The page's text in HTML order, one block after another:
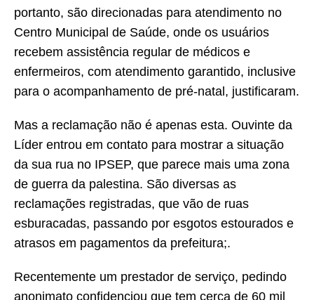
portanto, são direcionadas para atendimento no
Centro Municipal de Saúde, onde os usuários
recebem assistência regular de médicos e
enfermeiros, com atendimento garantido, inclusive
para o acompanhamento de pré-natal, justificaram.
Mas a reclamação não é apenas esta. Ouvinte da
Líder entrou em contato para mostrar a situação
da sua rua no IPSEP, que parece mais uma zona
de guerra da palestina. São diversas as
reclamações registradas, que vão de ruas
esburacadas, passando por esgotos estourados e
atrasos em pagamentos da prefeitura;.
Recentemente um prestador de serviço, pedindo
anonimato confidenciou que tem cerca de 60 mil